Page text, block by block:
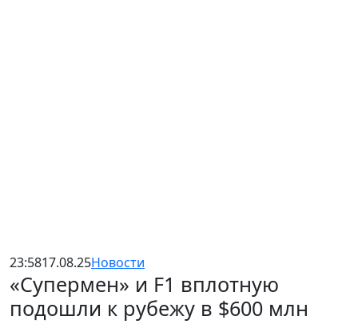
23:5817.08.25Новости
«Супермен» и F1 вплотную
подошли к рубежу в $600 млн